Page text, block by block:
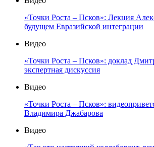
«Точки Роста – Псков»: Лекция
будущем Евразийской интеграции
Видео
«Точки Роста – Псков»: доклад
экспертная дискуссия
Видео
«Точки Роста – Псков»:
Владимира Джабарова
Видео